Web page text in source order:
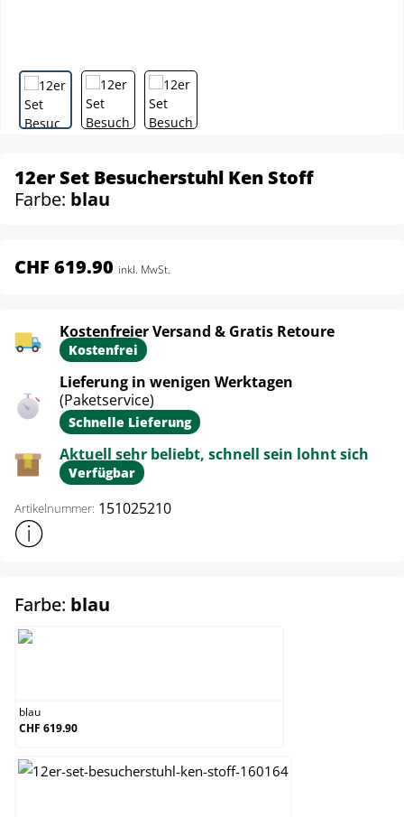
12er Set Besucherstuhl Ken Stoff
Farbe: blau
CHF 619.90 inkl. MwSt.
Kostenfreier Versand & Gratis Retoure
Kostenfrei
Lieferung in wenigen Werktagen
(Paketservice)
Schnelle Lieferung
Aktuell sehr beliebt, schnell sein lohnt sich
Verfügbar
Artikelnummer: 151025210
Weitere Produktinformationen anzeigen
Farbe: blau
blau
CHF 619.90